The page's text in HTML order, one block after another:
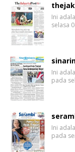
Ini
selasa
Ini
pada
Ini
pada